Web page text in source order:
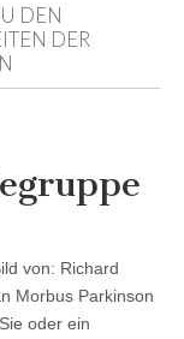
DEN
DER
von: Richard
Morbus Parkinson
oder ein